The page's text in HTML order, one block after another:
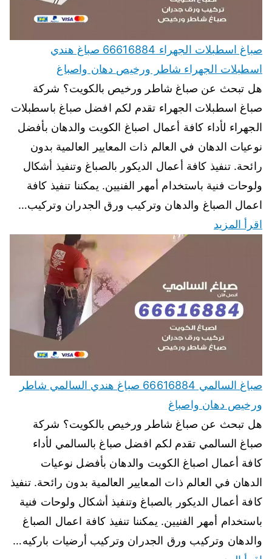
صباغ اسطبلات الجهراء 66616884 صباغ هندي
اسطبلات الجهراء شاطر ورخيص دهان واصباغ
هل تبحث عن صباغ شاطر ورخيص بالكويت؟ شركة
صباغ اسطبلات الجهراء تقدم لكم افضل صباغ باسطبلات
الجهراء لأداء كافة أعمال اصباغ الكويت والدهان بأفضل
نوعيات الدهان في العالم ذات المعايير العالمية بدون
رائحة. تنفيذ كافة أعمال الديكور بالصباغ وتنفيذ أشكال
ولوحات فنية باستخدام أمهر الفنيين. يمكننا تنفيذ كافة
اعمال الصباغ والدهان وتركيب ورق الجدران وتركيب…
اقرأ المزيد
صباغ السالمي 66616884 صباغ هندي السالمي شاطر
ورخيص دهان واصباغ
هل تبحث عن صباغ شاطر ورخيص بالكويت؟ شركة
صباغ السالمي تقدم لكم افضل صباغ بالسالمي لأداء
كافة أعمال اصباغ الكويت والدهان بأفضل نوعيات
الدهان في العالم ذات المعايير العالمية بدون رائحة. تنفيذ
كافة أعمال الديكور بالصباغ وتنفيذ أشكال ولوحات فنية
باستخدام أمهر الفنيين. يمكننا تنفيذ كافة اعمال الصباغ
والدهان وتركيب ورق الجدران وتركيب أرضيات باركيه…